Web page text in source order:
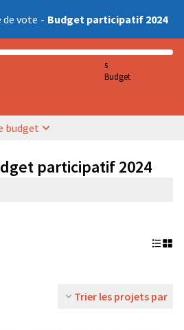
de vote - Budget participatif 2024
5
Budget
budget
participatif 2024
Trier les projets par